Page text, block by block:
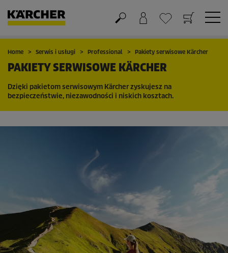
Koszyk
Lista życzeń
Home Serwis i usługi Professional Pakiety serwisowe Kärcher
PAKIETY SERWISOWE KÄRCHER
Dzięki pakietom serwisowym Kärcher zyskujesz na
bezpieczeństwie, niezawodności i niskich kosztach.